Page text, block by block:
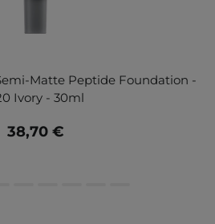
Matte Peptide Foundation -
Ivory - 30ml
38,70 €